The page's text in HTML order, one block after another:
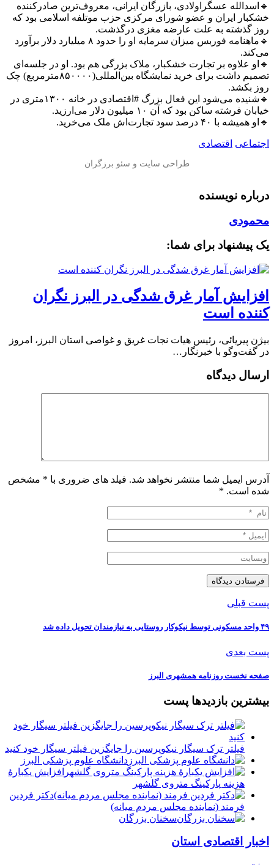
🔹اسدالله عسگراولادی، بازرگان ایرانی، معروف‌ترین صادرکننده
خشکبار ایران و عضو شورای مرکزی حزب موتلفه اسلامی بود که
روز گذشته به علت عارضه مغزی درگذشت.
🔹ماهنامه فوربس میزان سرمایه او را حدود ۸ میلیارد دلار برآورد
می‌کند.
🔹او علاوه بر تجارت خشکبار، ملاک بزرگی هم بود. او در جلسه‌ای
تصميم داشت برای خريد نمايشگاه بين‌المللی(۸۵۰۰۰۰مترمربع) چک
روز بكشد.
🔹شنیده می‌شود این فعال بزرگ #اقتصادی در خانه ۱۳۰۰متری در
خیابان فرشته ساکن بود که آن ۱۰ میلیون دلار می‌ارزید.
🔹او همیشه با ۴۰ درصد سود تجارت‌اش ملک می‌خرید.
اجتماعی اقتصادی
درباره نویسنده
محمودی
یک پیشنهاد برای شما:
افزایش آمار غرق شدگی در البرز نگران
کننده است
بیژن پیریائی، رئیس هیات نجات غریق و غواصی استان البرز، امروز
در گفت‌وگو با خبرنگار…
ارسال دیدگاه
آدرس ایمیل شما منتشر نخواهد شد. فیلد های ضروری با * مشخص
شده است. *
پست قبلی
۴۹ واحد مسکونی توسط نیکوکار روستایی به نیازمندان تحویل داده شد
پست بعدی
صفحه نخست روزنامه‌ همشهری البرز
بیشترین بازدیدها پست
فیلتر ترک سیگار نیکوپرسین را جایگزین فیلتر سیگار خود کنید
دانشگاه علوم پزشکی البرز
افزایش یکبارۀ
هزینه پارکینگ متروی گلشهر
دكتر فردين
فرمند (نماينده مجلس مردم میانه)
سخنان بزرگان
اخبار اقتصادی استان